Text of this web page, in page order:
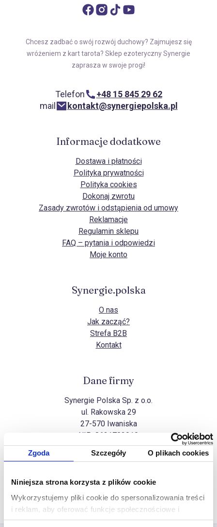
Zgoda Szczegóły O plikach cookies
Niniejsza strona korzysta z plików cookie
Wykorzystujemy pliki cookie do spersonalizowania treści
i reklam, aby oferować funkcje społecznościowe i
analizować ruch w naszej witrynie. Informacje o tym, jak
Chcesz zadbać o swój rozwój duchowy? Zajmujesz się
wróżeniem z kart tarota? Sklep ezoteryczny Synergie
zaprasza w swoje progi!
Telefon
+48 15 845 29 62
mail
kontakt@synergiepolska.pl
Informacje dodatkowe
Dostawa i płatności
Polityka prywatności
Polityka cookies
Dokonaj zwrotu
Zasady zwrotów i odstąpienia od umowy
Reklamacje
Regulamin sklepu
FAQ – pytania i odpowiedzi
Moje konto
Synergie.polska
O nas
Jak zacząć?
Strefa B2B
Kontakt
Dane firmy
Synergie Polska Sp. z o.o.
ul. Rakowska 29
27-570 Iwaniska
NIP: 8631703910
Wszelkie prawa zastrzeżone
RealizacjaIdeo Force&Ideo